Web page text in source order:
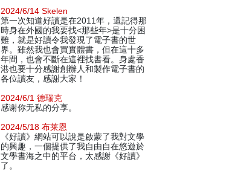
2024/6/14 Skelen
第一次知道好讀是在2011年，還記得那
時身在外國的我要找<那些年>是十分困
難，就是好讀令我發現了電子書的世
界。雖然我也會買實體書，但在這十多
年間，也會不斷在這裡找書看。身處香
港也要十分感謝創辦人和製作電子書的
各位讀友，感謝大家！
2024/6/1 德瑞克
感谢你无私的分享。
2024/5/18 布莱恩
《好讀》網站可以說是啟蒙了我對文學
的興趣，一個提供了我自由自在悠遊於
文學書海之中的平台，太感謝《好讀》
了。